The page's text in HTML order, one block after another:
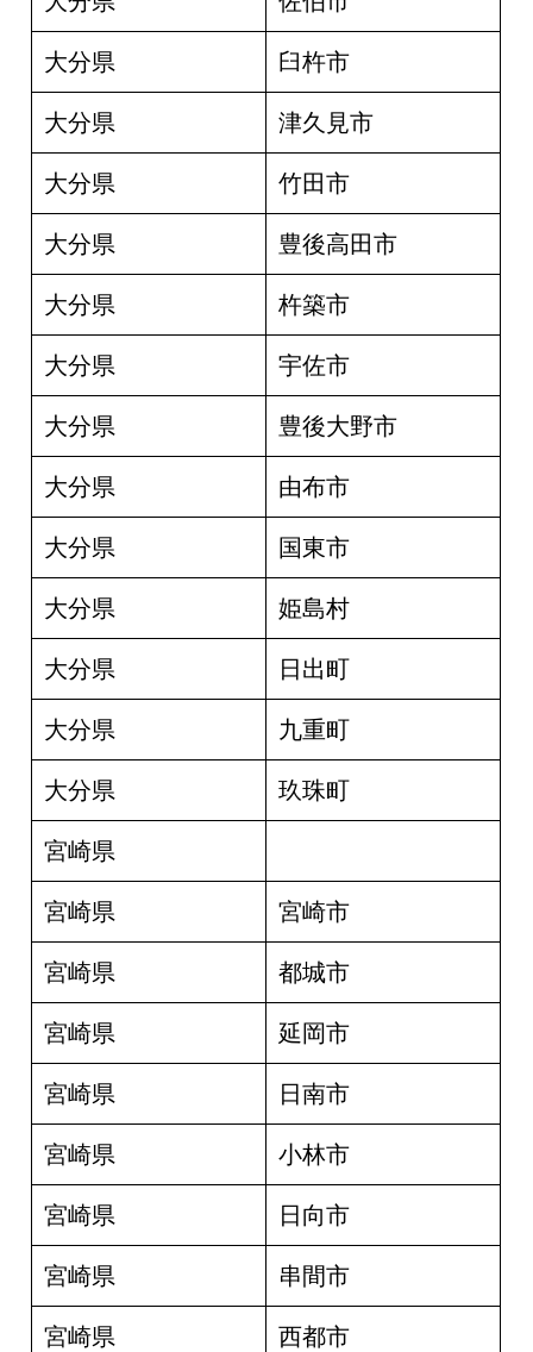
大分県 臼杵市
大分県 津久見市
大分県 竹田市
大分県 豊後高田市
大分県 杵築市
大分県 宇佐市
大分県 豊後大野市
大分県 由布市
大分県 国東市
大分県 姫島村
大分県 日出町
大分県 九重町
大分県 玖珠町
宮崎県
宮崎県 宮崎市
宮崎県 都城市
宮崎県 延岡市
宮崎県 日南市
宮崎県 小林市
宮崎県 日向市
宮崎県 串間市
宮崎県 西都市